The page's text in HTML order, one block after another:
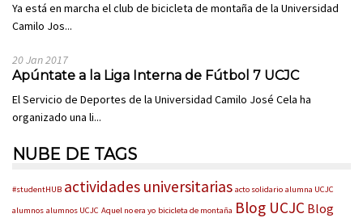
Ya está en marcha el club de bicicleta de montaña de la Universidad
Camilo Jos...
20 Jan 2017
Apúntate a la Liga Interna de Fútbol 7 UCJC
El Servicio de Deportes de la Universidad Camilo José Cela ha
organizado una li...
NUBE DE TAGS
#studentHUB actividades universitarias acto solidario alumna UCJC
alumnos alumnos UCJC Aquel no era yo bicicleta de montaña Blog UCJC Blog